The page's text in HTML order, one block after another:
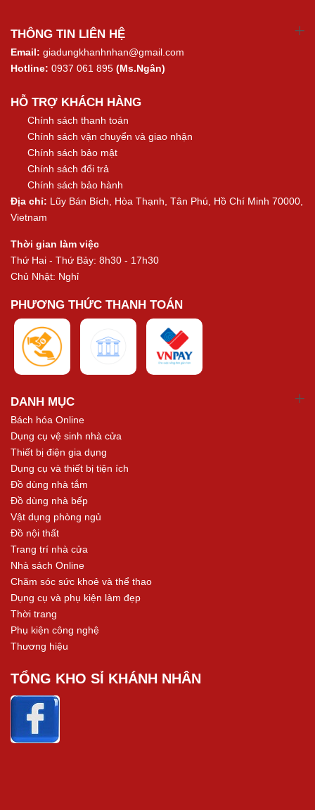
THÔNG TIN LIÊN HỆ
Email: giadungkhanhnhan@gmail.com
Hotline: 0937 061 895 (Ms.Ngân)
HỖ TRỢ KHÁCH HÀNG
Chính sách thanh toán
Chính sách vận chuyển và giao nhận
Chính sách bảo mật
Chính sách đổi trả
Chính sách bảo hành
Địa chỉ: Lũy Bán Bích, Hòa Thạnh, Tân Phú, Hồ Chí Minh 70000,
Vietnam
Thời gian làm việc
Thứ Hai - Thứ Bảy: 8h30 - 17h30
Chủ Nhật: Nghỉ
PHƯƠNG THỨC THANH TOÁN
DANH MỤC
Bách hóa Online
Dụng cụ vệ sinh nhà cửa
Thiết bị điện gia dụng
Dụng cụ và thiết bị tiện ích
Đồ dùng nhà tắm
Đồ dùng nhà bếp
Vật dụng phòng ngủ
Đồ nội thất
Trang trí nhà cửa
Nhà sách Online
Chăm sóc sức khoẻ và thể thao
Dụng cụ và phụ kiện làm đẹp
Thời trang
Phụ kiện công nghệ
Thương hiệu
TỔNG KHO SỈ KHÁNH NHÂN